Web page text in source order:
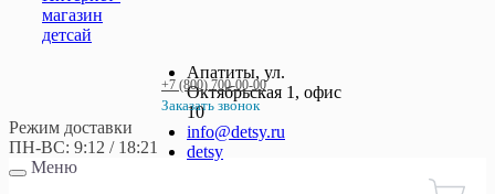
+7 (800) 700-00-00
Заказать звонок
+7 (800) 700-00-00
Апатиты, ул.
Октябрьская 1, офис
10
info@detsy.ru
detsy
Режим доставки
ПН-ВС: 9:12 / 18:21
Меню